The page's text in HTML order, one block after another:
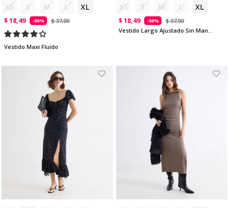
XS S M L XL
$ 18,49 -50% $ 37,00
Vestido Maxi Fluido
XS S M L XL
$ 18,49 -50%
$ 37,00
Vestido Largo Ajustado Sin Mangas